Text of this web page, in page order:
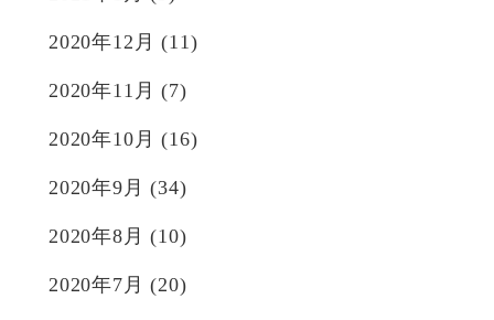
2020年12月 (11)
2020年11月 (7)
2020年10月 (16)
2020年9月 (34)
2020年8月 (10)
2020年7月 (20)